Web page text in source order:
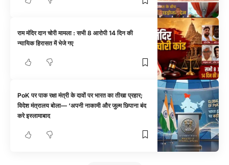
राम मंदिर दान चोरी मामला : सभी 8 आरोपी 14 दिन की
न्यायिक हिरासत में भेजे गए
PoK पर पाक रक्षा मंत्री के दावों पर भारत का तीखा प्रहार;
विदेश मंत्रालय बोला— ‘अपनी नाकामी और जुल्म छिपाना बंद
करे इस्लामाबाद